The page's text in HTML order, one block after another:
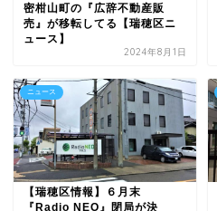
密柑山町の『広辞不動産販
売』が移転してる【瑞穂区ニ
ュース】
2024年8月1日
ニュース
【瑞穂区情報】６月末
『Radio NEO』閉局が決